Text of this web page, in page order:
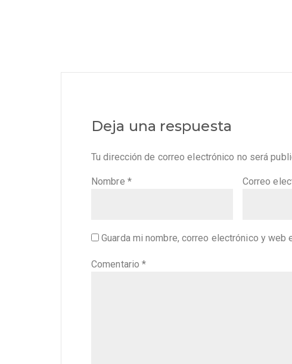
Deja una respuesta
Tu dirección de correo electrónico no será
Nombre * Correo
Guarda mi nombre, correo electrónico y
Comentario*